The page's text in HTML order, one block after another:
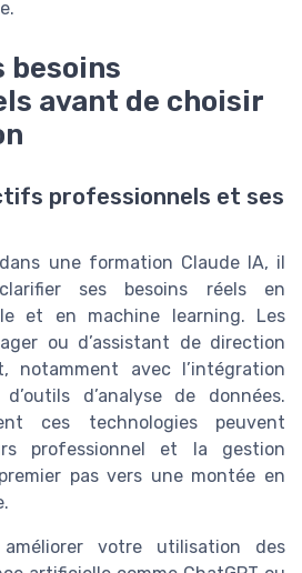
besoins
avant de choisir
professionnels et ses
une formation Claude IA, il
ses besoins réels en
et en machine learning. Les
ou d’assistant de direction
notamment avec l’intégration
d’analyse de données.
ces technologies peuvent
professionnel et la gestion
pas vers une montée en
améliorer votre utilisation des